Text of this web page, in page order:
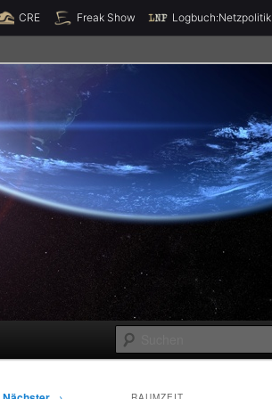
Spende jetzt!
CRE Freak Show Logbuch:Netzpolitik